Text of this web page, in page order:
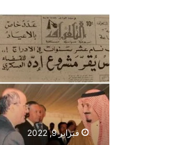
“العربية”
تحاور
رئيس
تحرير
“التلغراف”
الأسترالية
أنطوان
القزي
فبراير 9, 2022